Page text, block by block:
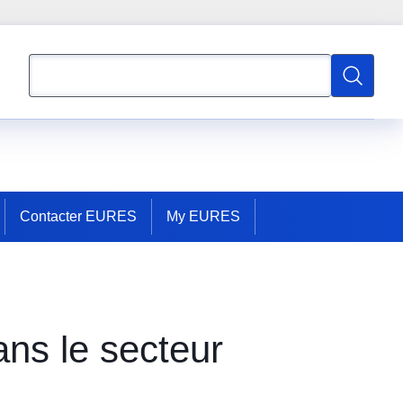
Contacter EURES My EURES
le secteur